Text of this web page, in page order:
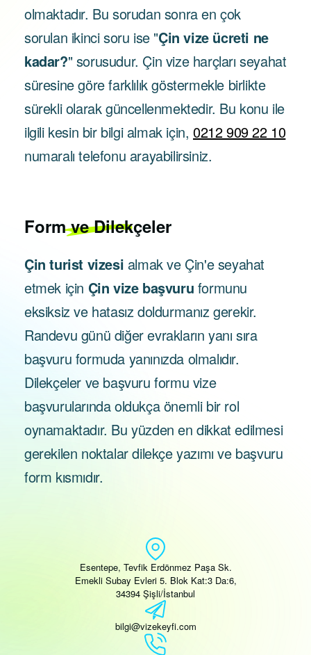
olmaktadır. Bu sorudan sonra en çok
sorulan ikinci soru ise "Çin vize ücreti ne
kadar?" sorusudur. Çin vize harçları seyahat
süresine göre farklılık göstermekle birlikte
sürekli olarak güncellenmektedir. Bu konu ile
ilgili kesin bir bilgi almak için,0212 909 22 10
numaralı telefonu arayabilirsiniz.
Form ve Dilekçeler
Çin turist vizesi almak ve Çin'e seyahat
etmek için Çin vize başvuru formunu
eksiksiz ve hatasız doldurmanız gerekir.
Randevu günü diğer evrakların yanı sıra
başvuru formuda yanınızda olmalıdır.
Dilekçeler ve başvuru formu vize
başvurularında oldukça önemli bir rol
oynamaktadır. Bu yüzden en dikkat edilmesi
gerekilen noktalar dilekçe yazımı ve başvuru
form kısmıdır.
Esentepe, Tevfik Erdönmez Paşa Sk.
Emekli Subay Evleri 5. Blok Kat:3 Da:6,
34394 Şişli/İstanbul
bilgi@vizekeyfi.com